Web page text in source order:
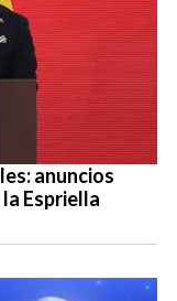
anuncios
Espriella